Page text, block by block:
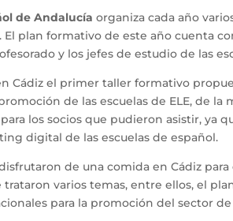
de Andalucía organiza cada año
plan formativo de este año cuenta
y los jefes de estudio de las
Cádiz el primer taller formativo
de las escuelas de ELE, de la
los socios que pudieron asistir, ya
digital de las escuelas de español.
de una comida en Cádiz
varios temas, entre ellos, el
para la promoción del sector